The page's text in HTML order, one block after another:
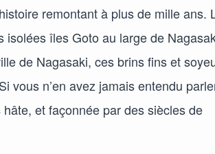
remontant à plus de mille ans.
îles Goto au large de
de Nagasaki, ces brins fins et
vous n’en avez jamais entendu
et façonnée par des siècles de